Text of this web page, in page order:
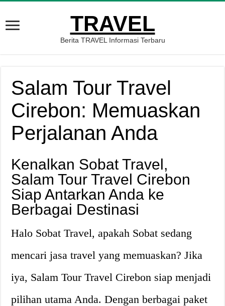
TRAVEL
Berita TRAVEL Informasi Terbaru
Salam Tour Travel
Cirebon: Memuaskan
Perjalanan Anda
Kenalkan Sobat Travel,
Salam Tour Travel Cirebon
Siap Antarkan Anda ke
Berbagai Destinasi
Halo Sobat Travel, apakah Sobat sedang
mencari jasa travel yang memuaskan? Jika
iya, Salam Tour Travel Cirebon siap menjadi
pilihan utama Anda. Dengan berbagai paket